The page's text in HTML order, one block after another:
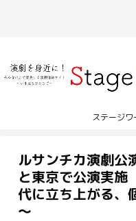
ステージ
ルサンチカ演劇公
と東京で公演実
代に立ち上がる、
～